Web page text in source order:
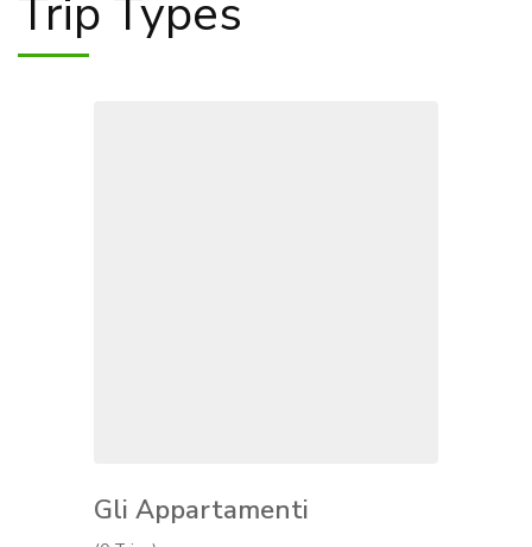
Trip Types
Gli Appartamenti